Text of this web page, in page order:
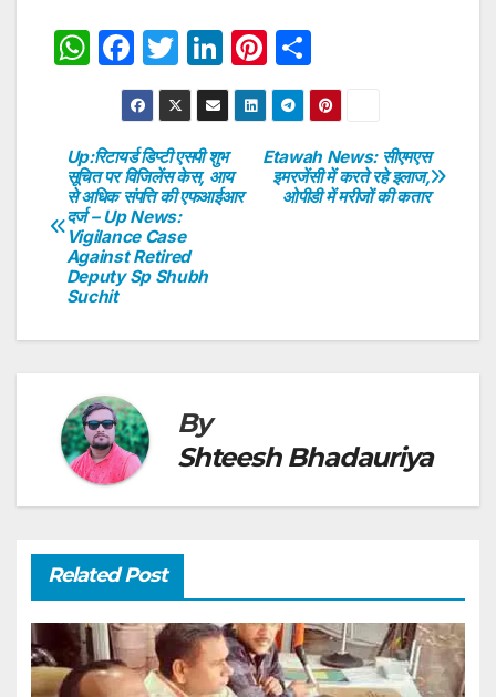
W
s
A
p
p
F
a
c
e
b
o
o
k
T
w
itt
er
Li
n
k
e
dI
Pi
nt
er
e
st
h
ar
e
Post
navigation
Etawah News: सीएमएस
इमरजेंसी में करते रहे इलाज,
ओपीडी में मरीजों की कतार
Up:रिटायर्ड डिप्टी एसपी शुभ
सूचित पर विजिलेंस केस, आय
से अधिक संपत्ति की एफआईआर
दर्ज – Up News:
Vigilance Case
Against Retired
Deputy Sp Shubh
Suchit
By
Shteesh Bhadauriya
Related Post